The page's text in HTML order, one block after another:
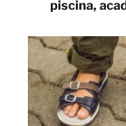
piscina,